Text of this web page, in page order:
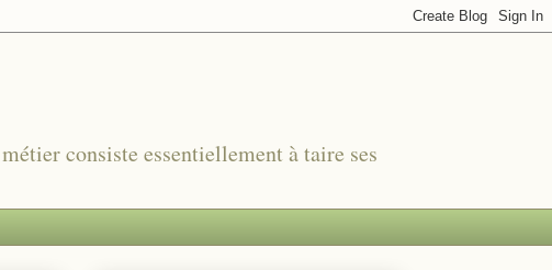
consiste essentiellement à taire ses